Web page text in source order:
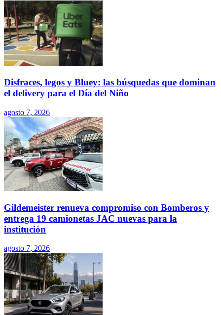
Disfraces, legos y Bluey: las búsquedas que dominan
el delivery para el Día del Niño
agosto 7, 2026
Gildemeister renueva compromiso con Bomberos y
entrega 19 camionetas JAC nuevas para la
institución
agosto 7, 2026